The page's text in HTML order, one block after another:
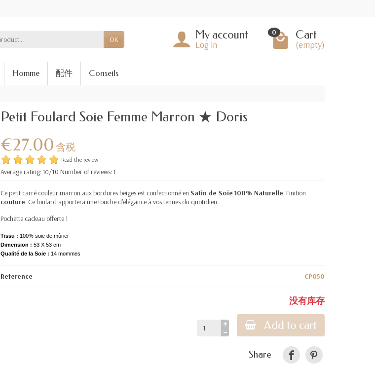
OK My account
Log in
0 Cart
(empty)
Homme 配件 Conseils
Petit Foulard Soie Femme Marron ★ Doris
€27.00 含税
Read the review
Average rating:10/10 Number of reviews:1
Ce petit carré couleur marron aux bordures beiges est confectionné en Satin de Soie 100% Naturelle. Finition
couture. Ce foulard apportera une touche d’élégance à vos tenues du quotidien.
Pochette cadeau offerte !
Tissu : 100% soie de mûrier
Dimension : 53 X 53 cm
Qualité de la Soie : 14 mommes
Reference CP050
没有库存
Add to cart
Share